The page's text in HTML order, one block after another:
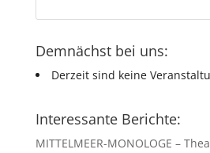
Demnächst bei uns:
Derzeit sind keine
Interessante Berichte:
MITTELMEER-MONOLOGE –